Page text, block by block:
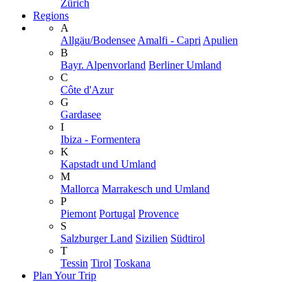
Zürich
Regions
A
Allgäu/Bodensee Amalfi - Capri Apulien
B
Bayr. Alpenvorland Berliner Umland
C
Côte d'Azur
G
Gardasee
I
Ibiza - Formentera
K
Kapstadt und Umland
M
Mallorca Marrakesch und Umland
P
Piemont Portugal Provence
S
Salzburger Land Sizilien Südtirol
T
Tessin Tirol Toskana
Plan Your Trip